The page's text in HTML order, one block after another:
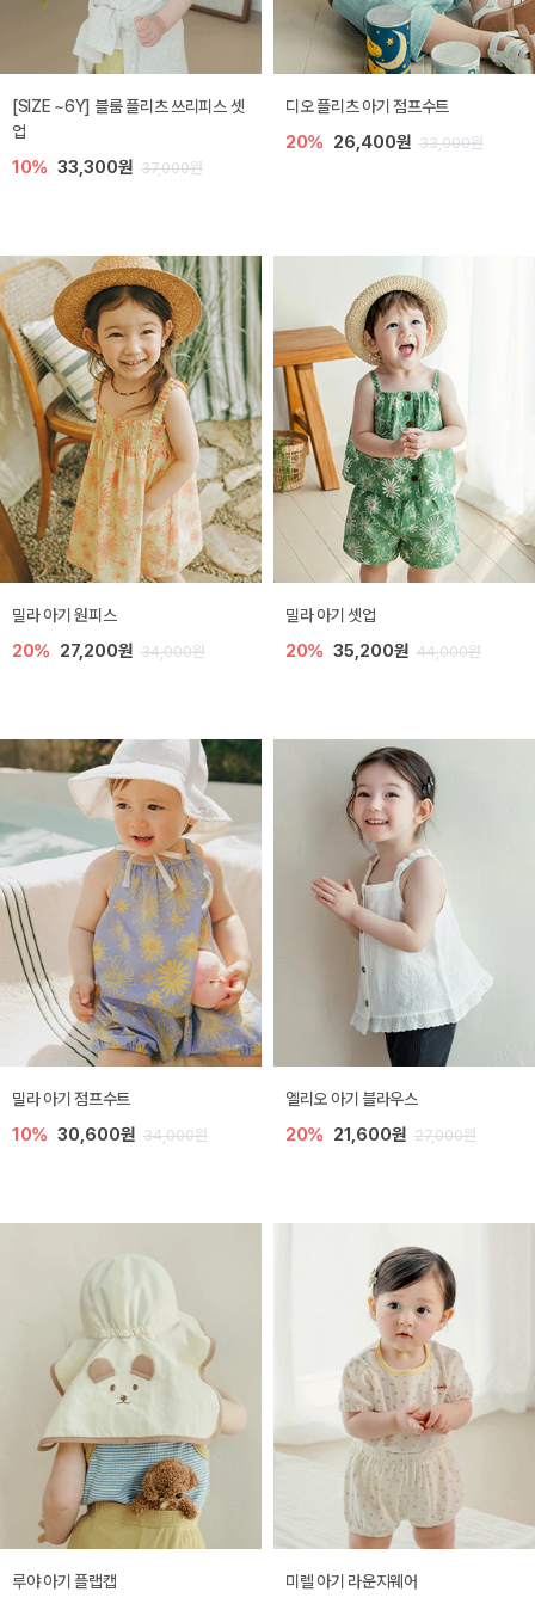
[SIZE ~6Y] 블룸 플리츠 쓰리피스 셋
업
10% 33,300원 37,000원
디오 플리츠 아기 점프수트
20% 26,400원 33,000원
밀라 아기 원피스
20% 27,200원 34,000원
밀라 아기 셋업
20% 35,200원 44,000원
밀라 아기 점프수트
10% 30,600원 34,000원
엘리오 아기 블라우스
20% 21,600원 27,000원
루야 아기 플랩캡 미렐 아기 라운지웨어